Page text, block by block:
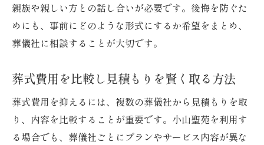
親族や親しい方との話し合いが必要です。後悔を防ぐた
めにも、事前にどのような形式にするか希望をまとめ、
葬儀社に相談することが大切です。
葬式費用を比較し見積もりを賢く取る方法
葬式費用を抑えるには、複数の葬儀社から見積もりを取
り、内容を比較することが重要です。小山聖苑を利用す
る場合でも、葬儀社ごとにプランやサービス内容が異な